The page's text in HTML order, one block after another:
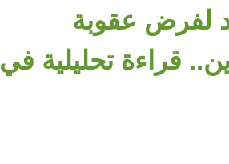
لفرض عقوبة
قراءة تحليلية في